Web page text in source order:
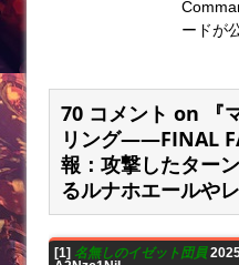
ードが
70 コメント on 『
リング——FINAL
報：攻撃したター
るルナホエールや
[1] 名無しのイゼット団員